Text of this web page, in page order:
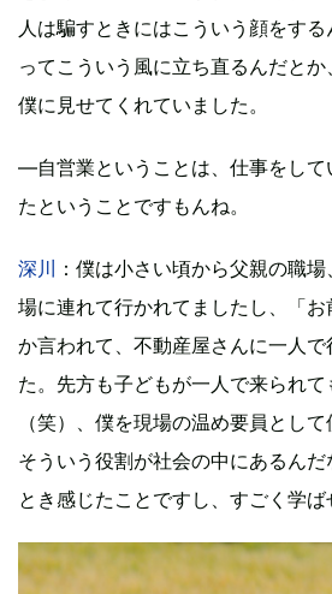
人は騙すときにはこういう顔をす
ってこういう風に立ち直るんだと
僕に見せてくれていました。
―自営業ということは、仕事をして
たということですもんね。
深川 ：僕は小さい頃から父親の職
場に連れて行かれてましたし、「
か言われて、不動産屋さんに一人
た。先方も子どもが一人で来られて
（笑）、僕を現場の温め要員として
そういう役割が社会の中にあるん
とき感じたことですし、すごく学ば